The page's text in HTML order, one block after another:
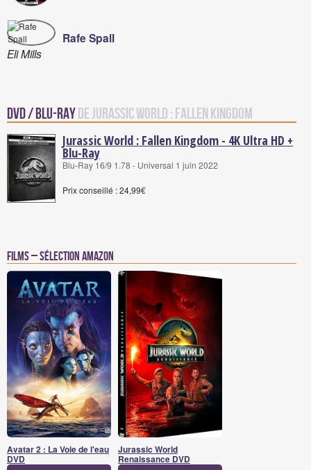
Rafe Spall
Eli Mills
DVD / Blu-Rayde Jurassic World : Fallen Kingdom
Jurassic World : Fallen Kingdom - 4K Ultra HD +
Blu-Ray
Blu-Ray 16/9 1.78 - Universal 1 juin 2022
Prix conseillé : 24,99€
Films – Sélection Amazon
Avatar 2 : La Voie de l'eau
DVD
Jurassic World
Renaissance DVD